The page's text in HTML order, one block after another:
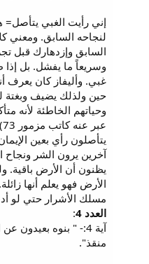
إني رأيت الغبي يتأصل=
لنجاحه السابق. ومعني
السابق وإزدهارك قبل
وسريعاً ما يفشل. بل
غبي. وأليفاز كان يعرف
حين ولذلك يضيف
وحياتهم الخاطئة لأنه
يتأصلون رأي بعين
آخرين يرون الشر ونجاح
يظنون أن الأرض باقية.
الأرض فهو يعلم أنها
مسلك الأشرار حتي لو
العدد 4 :
آية 4:- " بنوه
منقذ".